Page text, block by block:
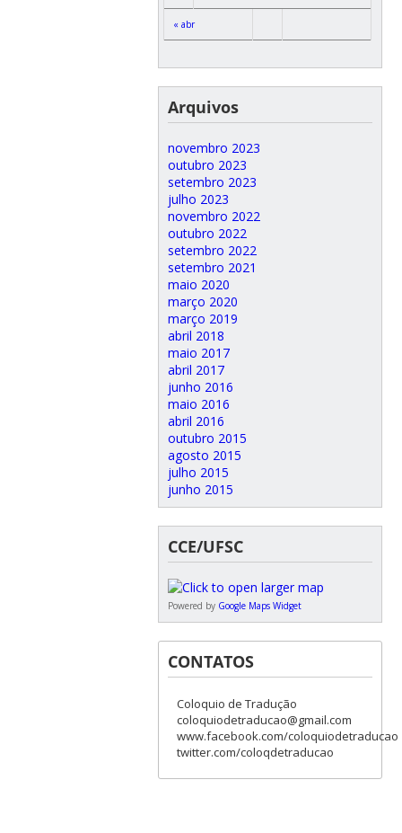
« abr
Arquivos
novembro 2023
outubro 2023
setembro 2023
julho 2023
novembro 2022
outubro 2022
setembro 2022
setembro 2021
maio 2020
março 2020
março 2019
abril 2018
maio 2017
abril 2017
junho 2016
maio 2016
abril 2016
outubro 2015
agosto 2015
julho 2015
junho 2015
CCE/UFSC
Powered by Google Maps Widget
CONTATOS
Coloquio de Tradução
coloquiodetraducao@gmail.com
www.facebook.com/coloquiodetraducao
twitter.com/coloqdetraducao